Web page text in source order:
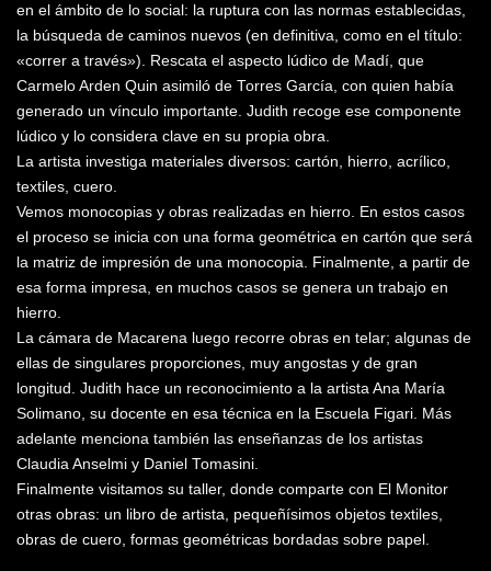
en el ámbito de lo social: la ruptura con las normas establecidas,
la búsqueda de caminos nuevos (en definitiva, como en el título:
«correr a través»). Rescata el aspecto lúdico de Madí, que
Carmelo Arden Quin asimiló de Torres García, con quien había
generado un vínculo importante. Judith recoge ese componente
lúdico y lo considera clave en su propia obra.
La artista investiga materiales diversos: cartón, hierro, acrílico,
textiles, cuero.
Vemos monocopias y obras realizadas en hierro. En estos casos
el proceso se inicia con una forma geométrica en cartón que será
la matriz de impresión de una monocopia. Finalmente, a partir de
esa forma impresa, en muchos casos se genera un trabajo en
hierro.
La cámara de Macarena luego recorre obras en telar; algunas de
ellas de singulares proporciones, muy angostas y de gran
longitud. Judith hace un reconocimiento a la artista Ana María
Solimano, su docente en esa técnica en la Escuela Figari. Más
adelante menciona también las enseñanzas de los artistas
Claudia Anselmi y Daniel Tomasini.
Finalmente visitamos su taller, donde comparte con El Monitor
otras obras: un libro de artista, pequeñísimos objetos textiles,
obras de cuero, formas geométricas bordadas sobre papel.